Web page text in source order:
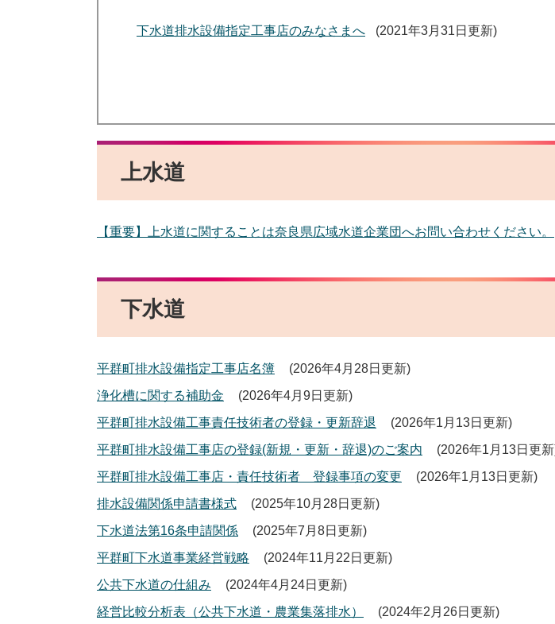
下水道排水設備指定工事店のみなさまへ 2021年3月31日更新
上水道
【重要】上水道に関することは奈良県広域水道企業団へお問い合わせください。
下水道
平群町排水設備指定工事店名簿
2026年4月28日更新
浄化槽に関する補助金
2026年4月9日更新
平群町排水設備工事責任技術者の登録・更新辞退
2026年1月13日更新
平群町排水設備工事店の登録(新規・更新・辞退)のご案内
2026年1月13日更新
平群町排水設備工事店・責任技術者 登録事項の変更
2026年1月13日更新
排水設備関係申請書様式
2025年10月28日更新
下水道法第16条申請関係
2025年7月8日更新
平群町下水道事業経営戦略
2024年11月22日更新
公共下水道の仕組み
2024年4月24日更新
経営比較分析表（公共下水道・農業集落排水）
2024年2月26日更新